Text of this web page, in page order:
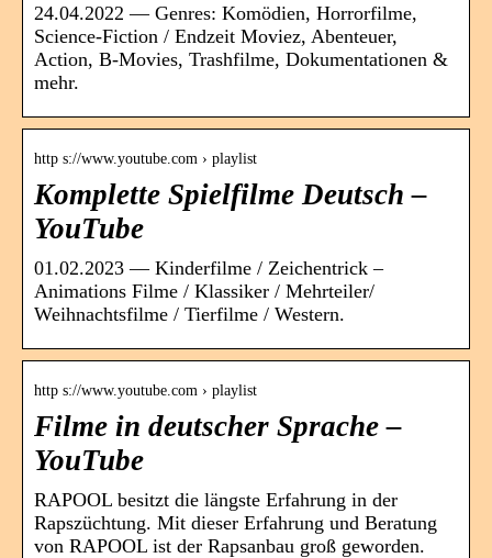
24.04.2022 — Genres: Komödien, Horrorfilme,
Science-Fiction / Endzeit Moviez, Abenteuer,
Action, B-Movies, Trashfilme, Dokumentationen &
mehr.
http s://www.youtube.com › playlist
Komplette Spielfilme Deutsch –
YouTube
01.02.2023 — Kinderfilme / Zeichentrick –
Animations Filme / Klassiker / Mehrteiler/
Weihnachtsfilme / Tierfilme / Western.
http s://www.youtube.com › playlist
Filme in deutscher Sprache –
YouTube
RAPOOL besitzt die längste Erfahrung in der
Rapszüchtung. Mit dieser Erfahrung und Beratung
von RAPOOL ist der Rapsanbau groß geworden.